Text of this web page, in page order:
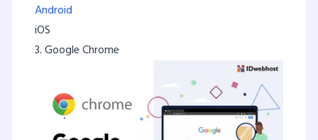
Android
iOS
3. Google Chrome